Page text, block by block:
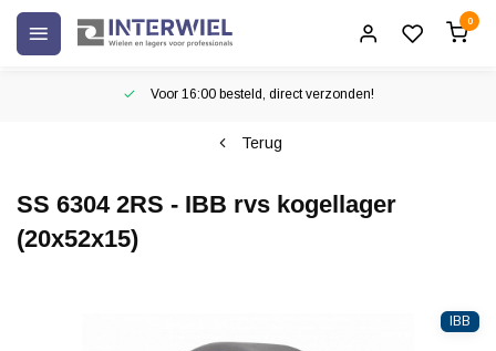
0
Voor 16:00 besteld, direct verzonden!
Terug
SS 6304 2RS - IBB rvs kogellager
(20x52x15)
IBB